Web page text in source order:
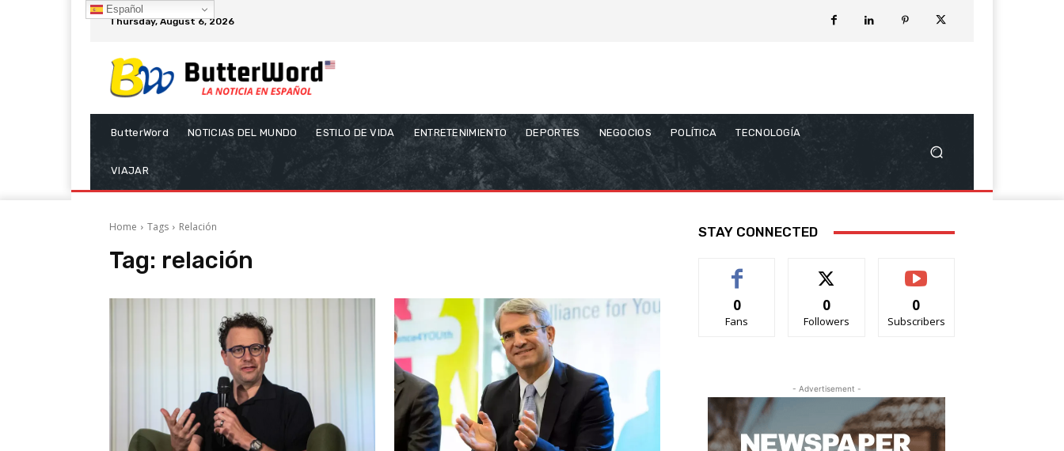
Thursday, August 6, 2026
ButterWord NOTICIAS DEL MUNDO ESTILO DE VIDA ENTRETENIMIENTO DEPORTES NEGOCIOS POLÍTICA TECNOLOGÍA
VIAJAR
Home Tags Relación
Tag: relación
STAY CONNECTED
0
Fans
0
Followers
0
Subscribers
- Advertisement -
Español